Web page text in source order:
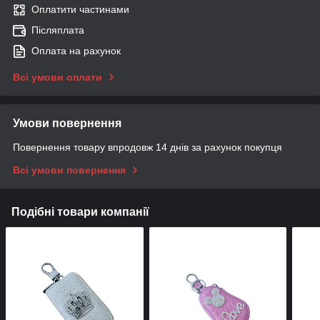
Оплатити частинами
Післяплата
Оплата на рахунок
Всі умови оплати
Умови повернення
Повернення товару впродовж 14 днів за рахунок покупця
Всі умови повернення
Подібні товари компанії